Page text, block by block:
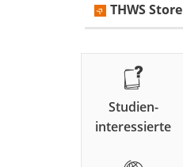
THWS Store
Studien-
interessierte